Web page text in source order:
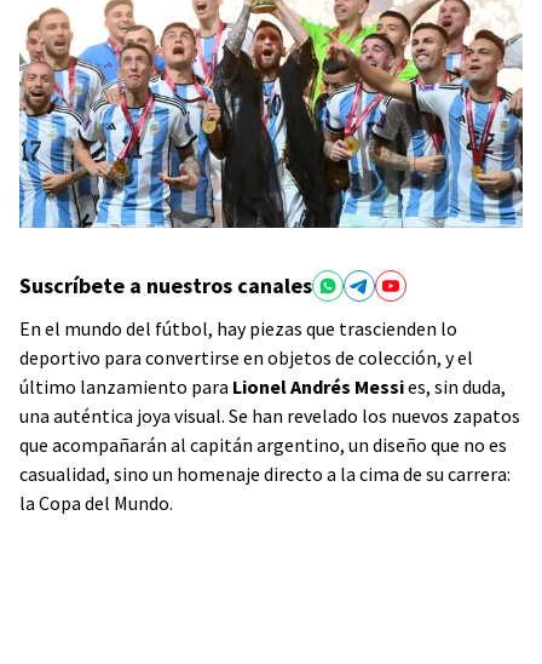
Suscríbete a nuestros canales
En el mundo del fútbol, hay piezas que trascienden lo
deportivo para convertirse en objetos de colección, y el
último lanzamiento para Lionel Andrés Messies, sin duda,
una auténtica joya visual. Se han revelado los nuevos zapatos
que acompañarán al capitán argentino, un diseño que no es
casualidad, sino un homenaje directo a la cima de su carrera:
la Copa del Mundo.